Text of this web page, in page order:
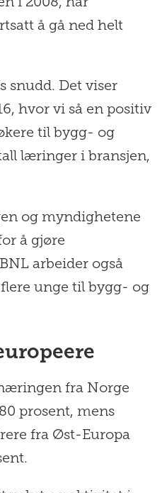
å gå ned helt
snudd. Det viser
hvor vi så en positiv
til bygg- og
læringer i bransjen,
og myndighetene
å gjøre
arbeider også
unge til bygg- og
fra Norge
prosent, mens
fra Øst-Europa